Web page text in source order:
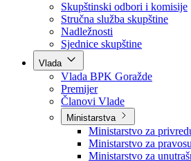
Poslanici po strankama
Poslanici po klubovima naroda
Kolegij skupštine
Skupštinski odbori i komisije
Stručna služba skupštine
Nadležnosti
Sjednice skupštine
Vlada
Vlada BPK Goražde
Premijer
Članovi Vlade
Ministarstva